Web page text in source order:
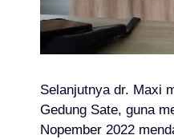
Selanjutnya dr. Maxi
Gedung Sate, guna
Nopember 2022